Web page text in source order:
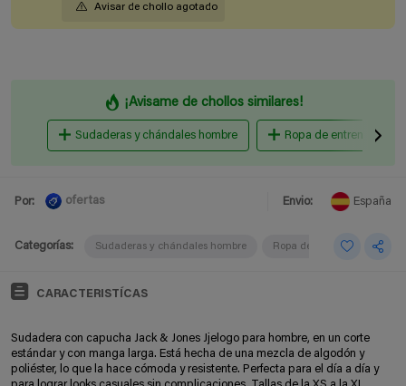
Avisar de chollo agotado
¡Avisame de chollos similares!
Sudaderas y chándales hombre Ropa de entrenamiento
Por: ofertas Envio: España
Categorías: Sudaderas y chándales hombre Ropa de entrenamiento
CARACTERISTÍCAS
Sudadera con capucha Jack & Jones Jjelogo para hombre, en un corte
estándar y con manga larga. Está hecha de una mezcla de algodón y
poliéster, lo que la hace cómoda y resistente. Perfecta para el día a día y